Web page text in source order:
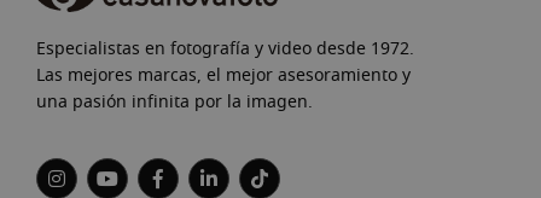
Especialistas en fotografía y video desde 1972.
Las mejores marcas, el mejor asesoramiento y
una pasión infinita por la imagen.